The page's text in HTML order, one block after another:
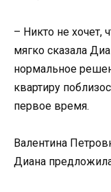
– Никто не хочет,
мягко сказала
нормальное
квартиру
первое время.
Валентина
Диана